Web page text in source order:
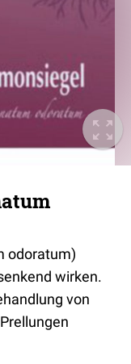
odoratum)
wirken.
von